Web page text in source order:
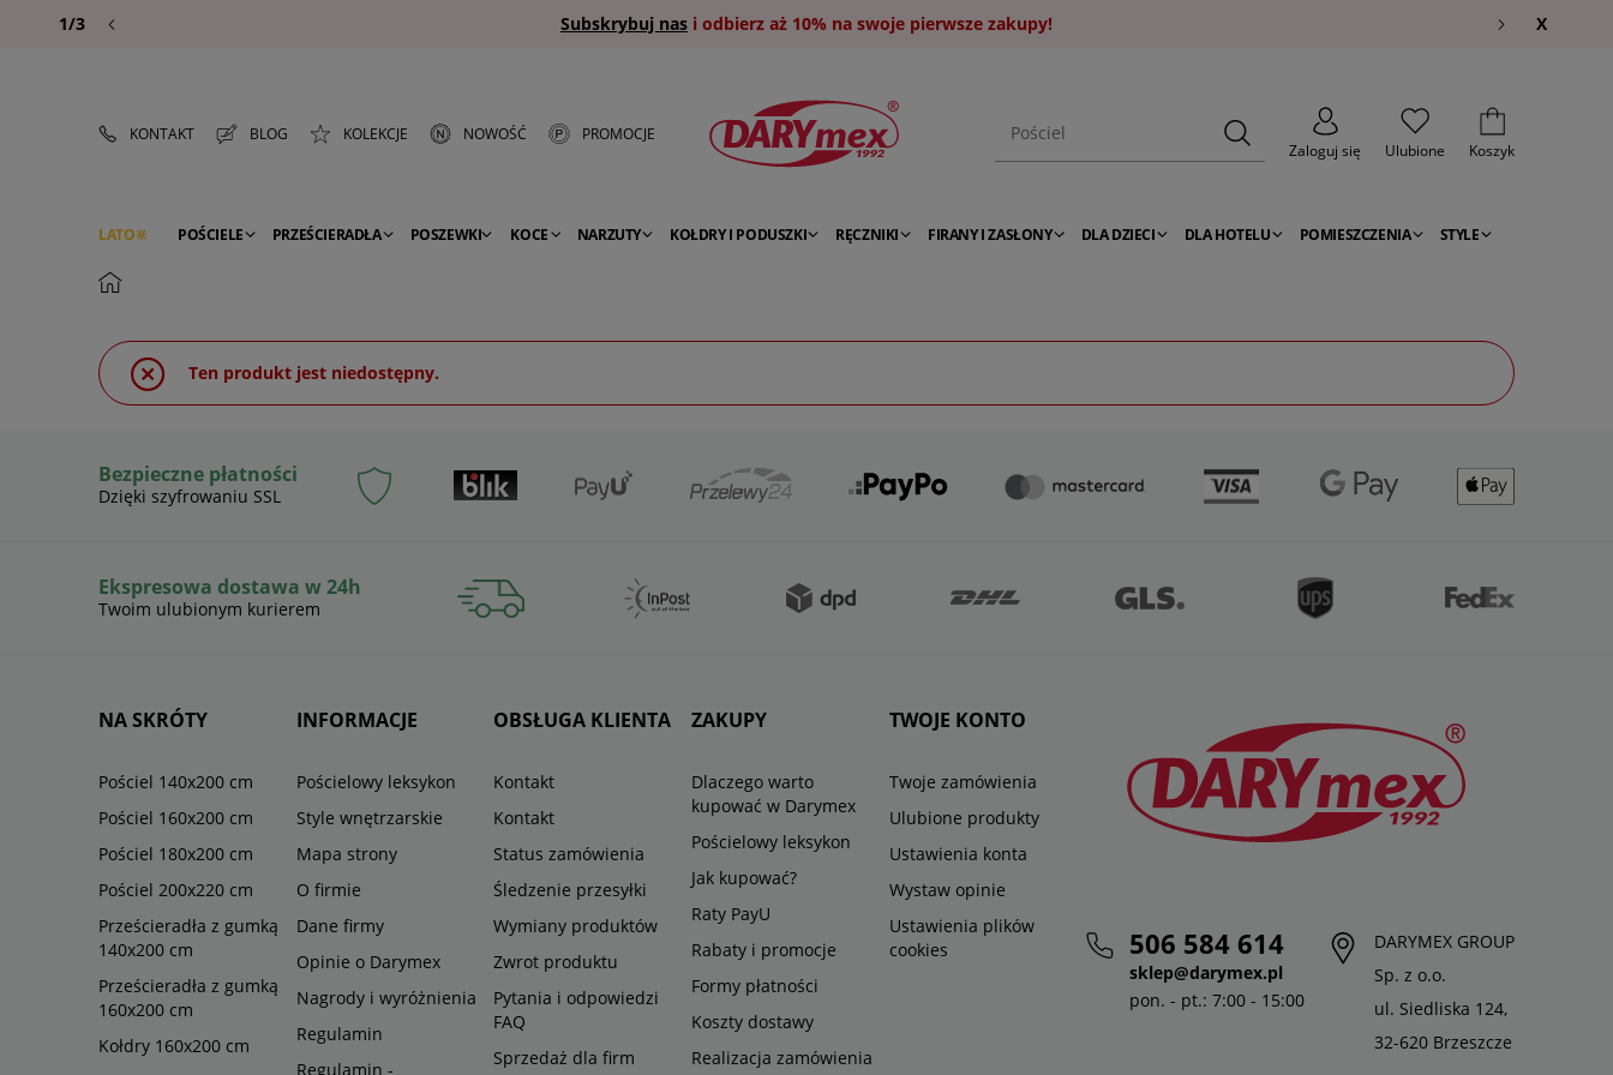
Subskrybuj nas i odbierz aż 10% na swoje pierwsze zakupy!
1/3 X
KONTAKT BLOG KOLEKCJE NOWOŚĆ
PROMOCJE
Zaloguj się
Ulubione Koszyk
LATO POŚCIELE PRZEŚCIERADŁA POSZEWKI KOCE NARZUTY KOŁDRY I PODUSZKI RĘCZNIKI FIRANY I ZASŁONY DLA DZIECI DLA HOTELU POMIESZCZENIA STYLE
PREMIUM
Ten produkt jest niedostępny.
Bezpieczne płatności
Dzięki szyfrowaniu SSL
Ekspresowa dostawa w 24h
Twoim ulubionym kurierem
NA SKRÓTY
Pościel 140x200 cm
Pościel 160x200 cm
Pościel 180x200 cm
Pościel 200x220 cm
Prześcieradła z gumką
140x200 cm
Prześcieradła z gumką
160x200 cm
Kołdry 160x200 cm
INFORMACJE
Pościelowy leksykon
Style wnętrzarskie
Mapa strony
O firmie
Dane firmy
Opinie o Darymex
Nagrody i wyróżnienia
Regulamin
Regulamin -
OBSŁUGA KLIENTA
Kontakt
Kontakt
Status zamówienia
Śledzenie przesyłki
Wymiany produktów
Zwrot produktu
Pytania i odpowiedzi
FAQ
Sprzedaż dla firm
ZAKUPY
Dlaczego warto
kupować w Darymex
Pościelowy leksykon
Jak kupować?
Raty PayU
Rabaty i promocje
Formy płatności
Koszty dostawy
Realizacja zamówienia
TWOJE KONTO
Twoje zamówienia
Ulubione produkty
Ustawienia konta
Wystaw opinie
Ustawienia plików
cookies
506 584 614
sklep@darymex.pl
pon. - pt.: 7:00 - 15:00
DARYMEX GROUP
Sp. z o.o.
ul. Siedliska 124,
32-620 Brzeszcze